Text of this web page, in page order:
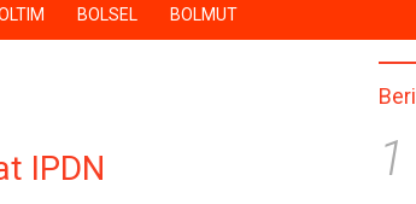
BOLSEL BOLMUT
IPDN 1